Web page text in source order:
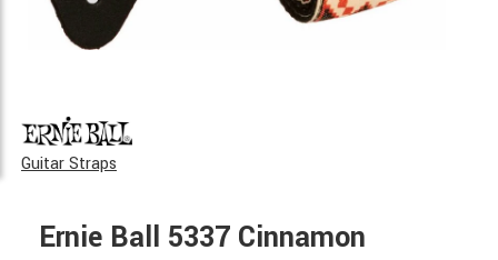
Guitar Straps
Ernie Ball 5337 Cinnamon